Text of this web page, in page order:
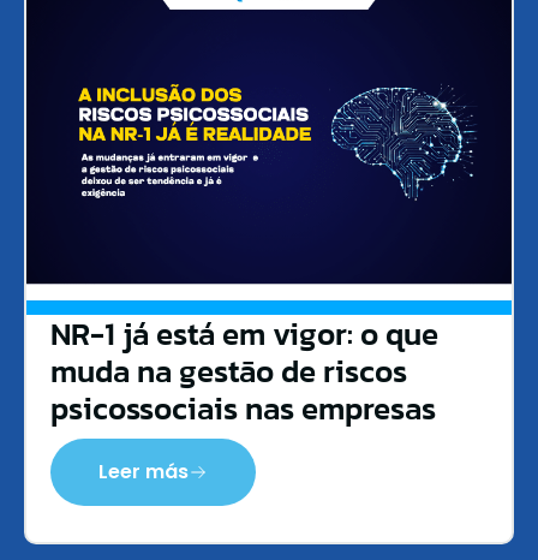
NR-1 já está em vigor: o que
muda na gestão de riscos
psicossociais nas empresas
Leer más